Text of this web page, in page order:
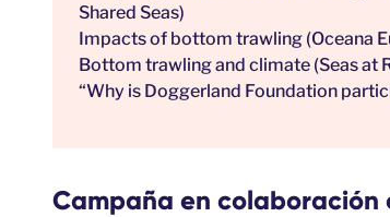
Shared Seas)
Impacts of bottom trawling (Oceana
Bottom trawling and climate (Seas at
“Why is Doggerland Foundation
Campaña en colaboración